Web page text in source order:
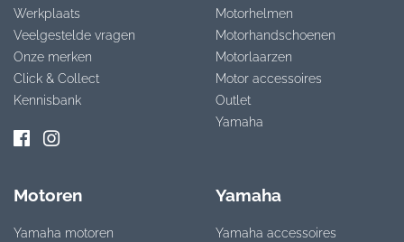
Werkplaats
Veelgestelde vragen
Onze merken
Click & Collect
Kennisbank
Motorhelmen
Motorhandschoenen
Motorlaarzen
Motor accessoires
Outlet
Yamaha
Motoren
Yamaha motoren
Yamaha
Yamaha accessoires